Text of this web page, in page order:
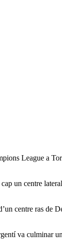
League a
un centre
centre ras de
va culminar